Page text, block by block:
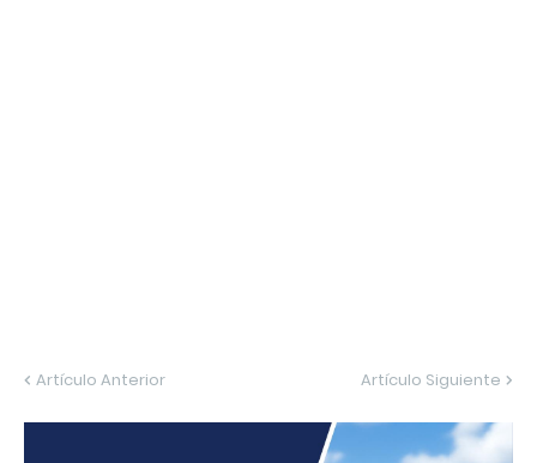
Artículo Anterior Artículo Siguiente